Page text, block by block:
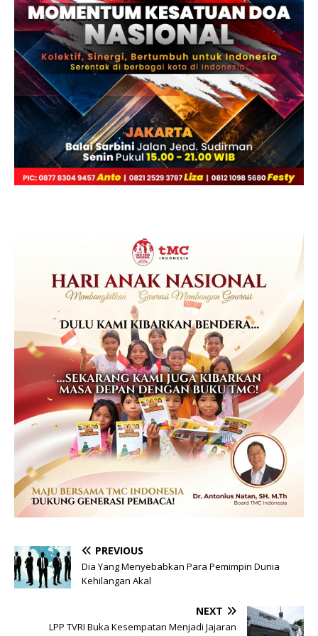
PREVIOUS
Dia Yang Menyebabkan Para Pemimpin Dunia
Kehilangan Akal
NEXT
LPP TVRI Buka Kesempatan Menjadi Jajaran